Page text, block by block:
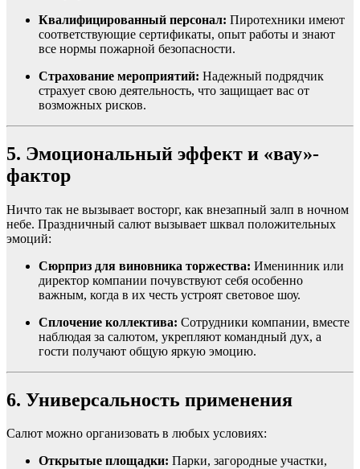
Квалифицированный персонал: Пиротехники имеют
соответствующие сертификаты, опыт работы и знают
все нормы пожарной безопасности.
Страхование мероприятий: Надежный подрядчик
страхует свою деятельность, что защищает вас от
возможных рисков.
5. Эмоциональный эффект и «вау»-
фактор
Ничто так не вызывает восторг, как внезапный залп в ночном
небе. Праздничный салют вызывает шквал положительных
эмоций:
Сюрприз для виновника торжества: Именинник или
директор компании почувствуют себя особенно
важным, когда в их честь устроят световое шоу.
Сплочение коллектива: Сотрудники компании, вместе
наблюдая за салютом, укрепляют командный дух, а
гости получают общую яркую эмоцию.
6. Универсальность применения
Салют можно организовать в любых условиях:
Открытые площадки: Парки, загородные участки,